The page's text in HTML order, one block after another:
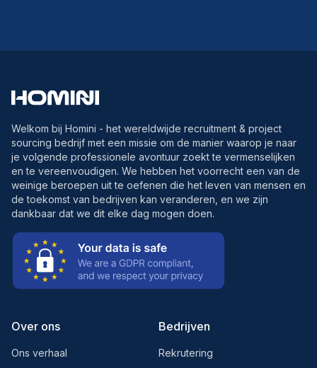
Welkom bij Homini - het wereldwijde recruitment & project
sourcing bedrijf met een missie om de manier waarop je naar
je volgende professionele avontuur zoekt te vermenselijken
en te vereenvoudigen. We hebben het voorrecht een van de
weinige beroepen uit te oefenen die het leven van mensen en
de toekomst van bedrijven kan veranderen, en we zijn
dankbaar dat we dit elke dag mogen doen.
Over ons
Ons verhaal
Bedrijven
Rekrutering